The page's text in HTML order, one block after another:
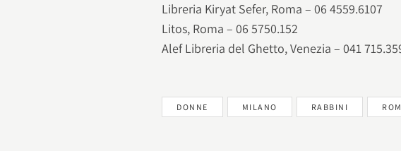
Libreria Kiryat Sefer, Roma – 06 4559.6107
Litos, Roma – 06 5750.152
Alef Libreria del Ghetto, Venezia – 041
DONNE MILANO RABBINI